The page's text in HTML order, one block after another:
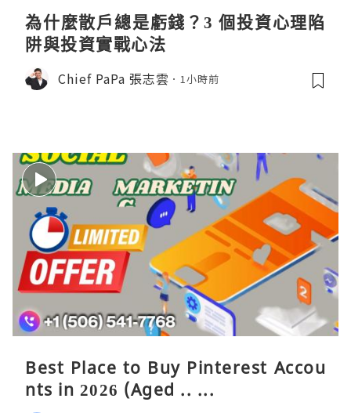
為什麼散戶總是虧錢？3 個投資心理陷
阱與投資實戰心法
Chief PaPa 張志雲 1小時前
Best Place to Buy Pinterest Accou
nts in 2026 (Aged .. ...